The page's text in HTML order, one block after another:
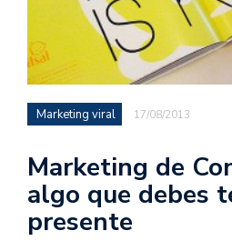
Marketing viral 17/08/2013
Marketing de
algo que debes
presente